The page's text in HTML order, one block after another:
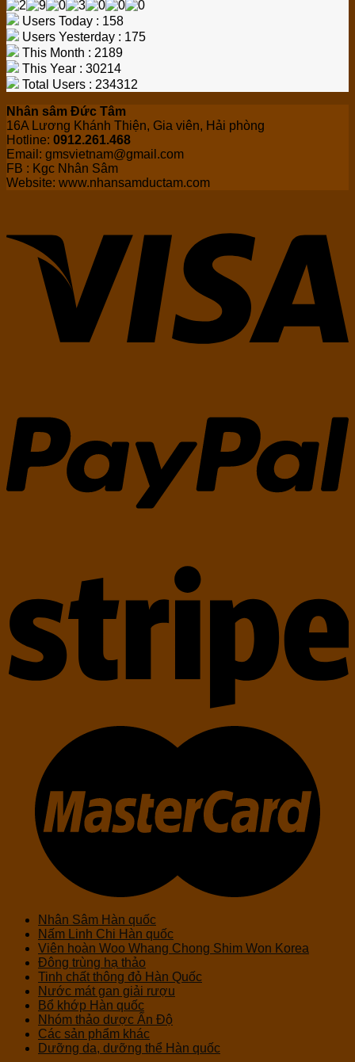
Users Today : 158
Users Yesterday : 175
This Month : 2189
This Year : 30214
Total Users : 234312
Nhân sâm Đức Tâm
16A Lương Khánh Thiện, Gia viên, Hải phòng
Hotline: 0912.261.468
Email: gmsvietnam@gmail.com
FB : Kgc Nhân Sâm
Website: www.nhansamductam.com
Nhân Sâm Hàn quốc
Nấm Linh Chi Hàn quốc
Viên hoàn Woo Whang Chong Shim Won Korea
Đông trùng hạ thảo
Tinh chất thông đỏ Hàn Quốc
Nước mát gan giải rượu
Bổ khớp Hàn quốc
Nhóm thảo dược Ấn Độ
Các sản phẩm khác
Dưỡng da, dưỡng thể Hàn quốc